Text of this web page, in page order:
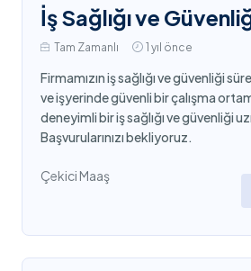
İş Sağlığı ve
Tam Zamanlı 1 yıl önce
Firmamızın iş sağlığı ve güvenliği
ve işyerinde güvenli bir çalışma
deneyimli bir iş sağlığı ve güvenliği
Başvurularınızı bekliyoruz.
Çekici Maaş